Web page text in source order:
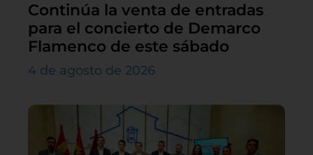
Continúa la venta de entradas
para el concierto de Demarco
Flamenco de este sábado
4 de agosto de 2026